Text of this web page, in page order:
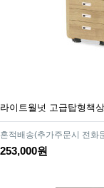
라이트월넛 고급탑형책
혼적배송(추가주문시 전화
253,000원